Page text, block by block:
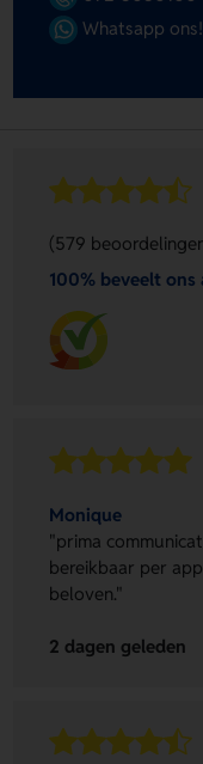
Whatsapp ons!
(579
100% beveelt ons
Monique
"prima
bereikbaar per
beloven."
2 dagen geleden